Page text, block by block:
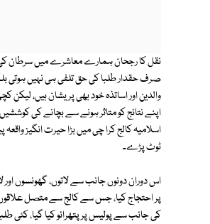
نقل کا رجحان ہمارے معاشرے میں سرطان
صرف حقدار طلبا کی حق تلفی ہی نہیں ہوتی
والدین اور اساتذہ خود بھی پریشان ہیں،
اپنے نتائج کو متاثر ہونے سے بچانے کی
اسلامیہ کالج کرا چی میں بڑا حیرت انگیز
ٹوٹ پڑے۔
اس دوران دونوں جانب سے لاتوں، گھونسوں اور
پر احتجاج کیا، جس سے کالج سے متصل علاقوں
کی جانب سے پولیس پر پتھرائو کیا گیا،